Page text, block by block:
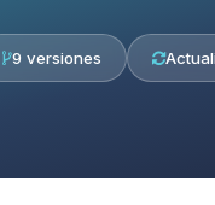
9 versiones